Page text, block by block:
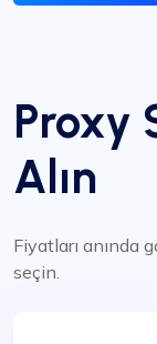
Proxy
Alın
Fiyatları anında
seçin.